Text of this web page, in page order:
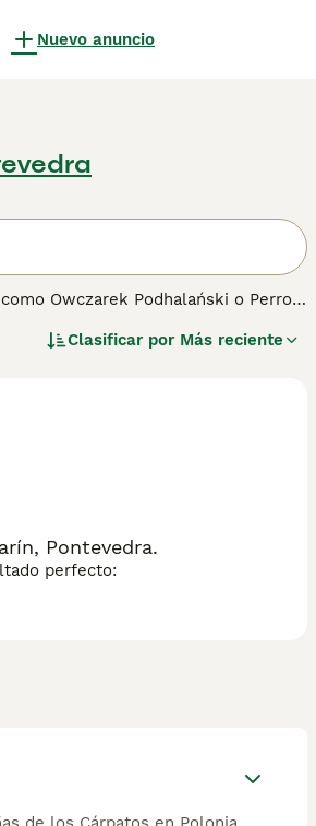
Nuevo anuncio
Owczarek Podhalański o Perro
de su naturaleza protectora, es
Clasificar por Más reciente
Pontevedra.
perfecto: